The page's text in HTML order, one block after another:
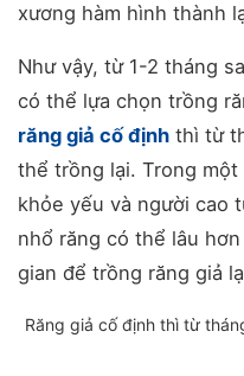
xương hàm hình thành
Như vậy, từ 1-2 tháng
có thể lựa chọn trồng
răng giả cố định thì từ
thể trồng lại. Trong
khỏe yếu và người cao
nhổ răng có thể lâu
gian để trồng răng giả
Răng giả cố định thì từ